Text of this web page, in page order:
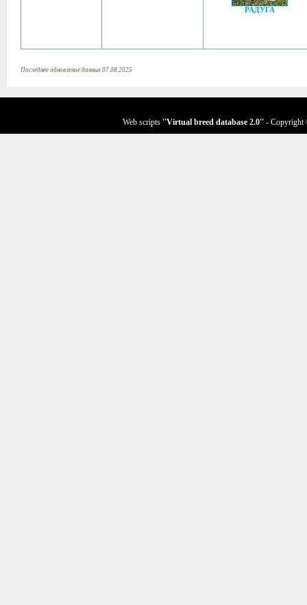
РАДУГА
Последнее обновление данных 07.08.2025
Web scripts ''Virtual breed database 2.0'' - Copyright